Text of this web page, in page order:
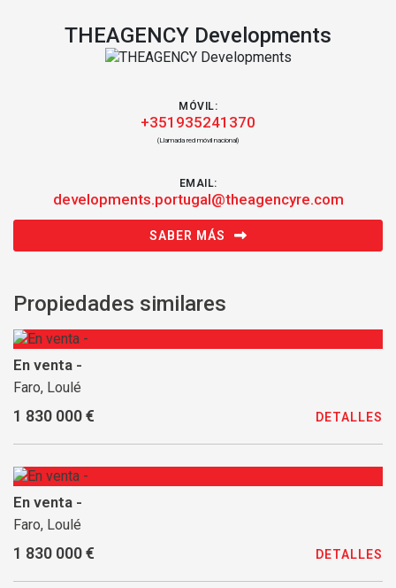
THEAGENCY Developments
MÓVIL:
+351935241370
(Llamada red móvil nacional)
EMAIL:
developments.portugal@theagencyre.com
SABER MÁS
Propiedades similares
En venta -
Faro, Loulé
1 830 000 € DETALLES
En venta -
Faro, Loulé
1 830 000 € DETALLES